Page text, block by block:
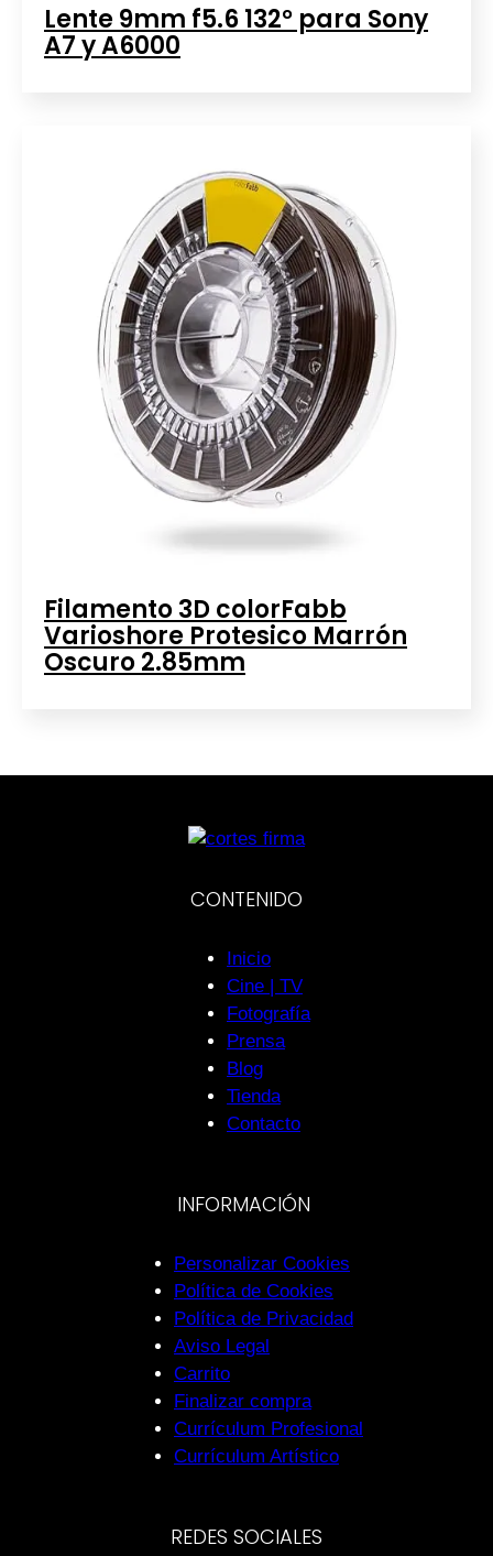
Lente 9mm f5.6 132° para Sony
A7 y A6000
Filamento 3D colorFabb
Varioshore Protesico Marrón
Oscuro 2.85mm
CONTENIDO
Inicio
Cine | TV
Fotografía
Prensa
Blog
Tienda
Contacto
INFORMACIÓN
Personalizar Cookies
Política de Cookies
Política de Privacidad
Aviso Legal
Carrito
Finalizar compra
Currículum Profesional
Currículum Artístico
REDES SOCIALES